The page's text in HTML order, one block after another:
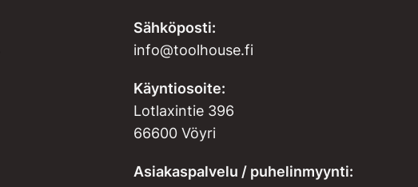
Sähköposti:
info@toolhouse.fi
Käyntiosoite:
Lotlaxintie 396
66600 Vöyri
Asiakaspalvelu / puhelinmyynti: